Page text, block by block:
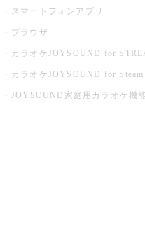
スマートフォンアプリ
ブラウザ
カラオケJOYSOUND for
カラオケJOYSOUND for Steam
JOYSOUND家庭用カラオケ機